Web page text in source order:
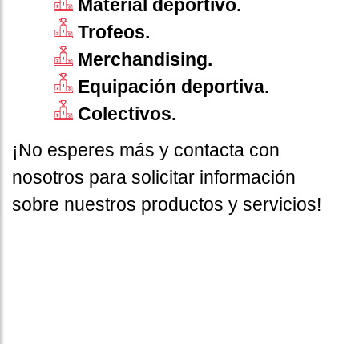
Material deportivo.
Trofeos.
Merchandising.
Equipación deportiva.
Colectivos.
¡No esperes más y contacta con
nosotros para solicitar información
sobre nuestros productos y servicios!